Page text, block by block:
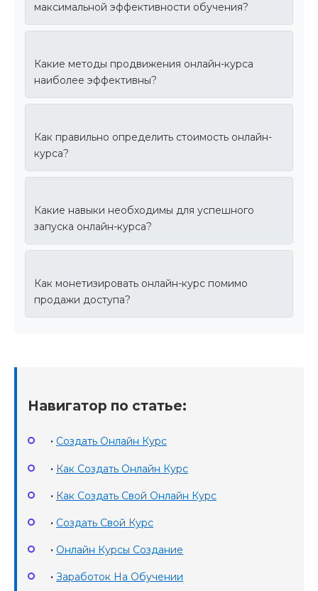
максимальной эффективности обучения?
Какие методы продвижения онлайн-курса
наиболее эффективны?
Как правильно определить стоимость онлайн-
курса?
Какие навыки необходимы для успешного
запуска онлайн-курса?
Как монетизировать онлайн-курс помимо
продажи доступа?
Навигатор по статье:
• Создать Онлайн Курс
• Как Создать Онлайн Курс
• Как Создать Свой Онлайн Курс
• Создать Свой Курс
• Онлайн Курсы Создание
• Заработок На Обучении